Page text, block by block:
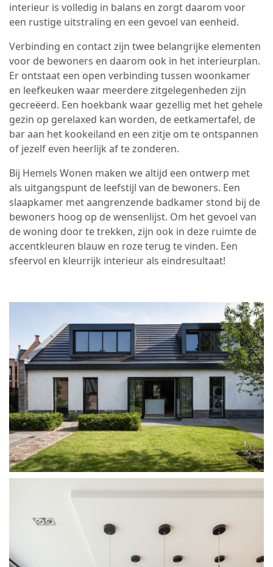
interieur is volledig in balans en zorgt daarom voor
een rustige uitstraling en een gevoel van eenheid.
Verbinding en contact zijn twee belangrijke elementen
voor de bewoners en daarom ook in het interieurplan.
Er ontstaat een open verbinding tussen woonkamer
en leefkeuken waar meerdere zitgelegenheden zijn
gecreëerd. Een hoekbank waar gezellig met het gehele
gezin op gerelaxed kan worden, de eetkamertafel, de
bar aan het kookeiland en een zitje om te ontspannen
of jezelf even heerlijk af te zonderen.
Bij Hemels Wonen maken we altijd een ontwerp met
als uitgangspunt de leefstijl van de bewoners. Een
slaapkamer met aangrenzende badkamer stond bij de
bewoners hoog op de wensenlijst. Om het gevoel van
de woning door te trekken, zijn ook in deze ruimte de
accentkleuren blauw en roze terug te vinden. Een
sfeervol en kleurrijk interieur als eindresultaat!